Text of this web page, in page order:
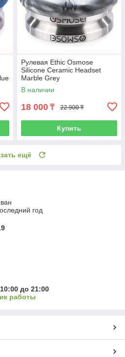
Рулевая Ethic Osmose
Silicone Ceramic Headset
Marble Grey
В наличии
18 000 ₸ 22 900 ₸
Купить
ещё
год
до 21:00
работы